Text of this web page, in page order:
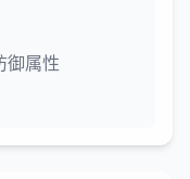
御属性